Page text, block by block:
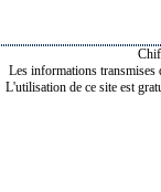
Les informations transmises
L'utilisation de ce site est